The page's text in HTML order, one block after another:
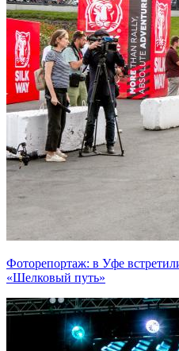
Фоторепортаж: в Уфе
«Шелковый путь»